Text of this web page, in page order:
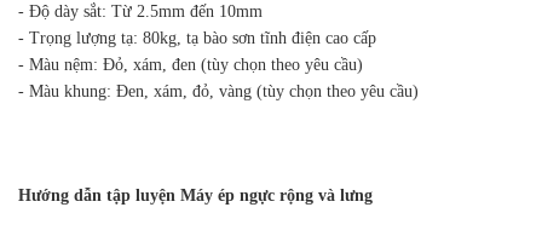
- Độ dày sắt: Từ 2.5mm đến 10mm
- Trọng lượng tạ: 80kg, tạ bào sơn tĩnh điện cao cấp
- Màu nệm: Đỏ, xám, đen (tùy chọn theo yêu cầu)
- Màu khung: Đen, xám, đỏ, vàng (tùy chọn theo yêu cầu)
Hướng dẫn tập luyện Máy ép ngực rộng và lưng